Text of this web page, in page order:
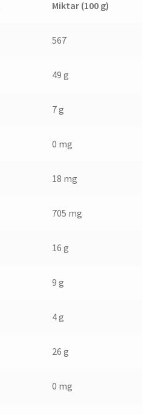
Miktar (100 g)
567
49 g
7 g
0 mg
18 mg
705 mg
16 g
9 g
4 g
26 g
0 mg